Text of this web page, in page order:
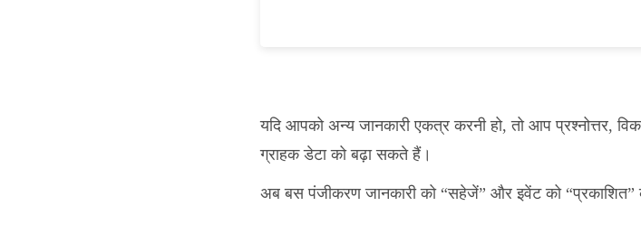
यदि आपको अन्य जानकारी एकत्र करनी हो, तो आप प्रश्नोत्तर,
ग्राहक डेटा को बढ़ा सकते हैं।
अब बस पंजीकरण जानकारी को “सहेजें” और इवेंट को “प्रकाशित”